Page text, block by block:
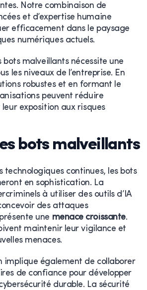
Notre combinaison de
et d’expertise humaine
efficacement dans le paysage
numériques actuels.
bots malveillants nécessite une
les niveaux de l’entreprise. En
robustes et en formant le
peuvent réduire
exposition aux risques
bots malveillants
technologiques continues, les bots
en sophistication. La
à utiliser des outils d’IA
des attaques
une menace croissante.
maintenir leur vigilance et
menaces.
implique également de collaborer
de confiance pour développer
durable. La sécurité